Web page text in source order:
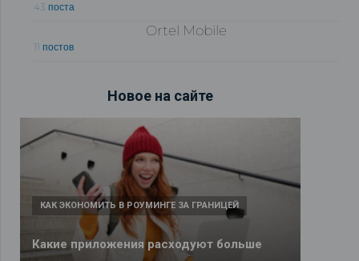
43 поста
Ortel Mobile
11 постов
Новое на сайте
Какие приложения расходуют больше
КАК ЭКОНОМИТЬ В РОУМИНГЕ ЗА ГРАНИЦЕЙ